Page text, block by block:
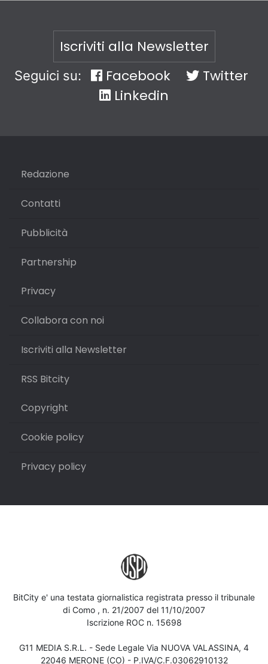
Iscriviti alla Newsletter
Seguici su: Facebook
Twitter
Linkedin
Redazione
Contatti
Pubblicità
Partnership
Privacy
Collabora con noi
Iscriviti alla Newsletter
RSS Bitcity
Copyright
Cookie policy
Privacy policy
BitCity e' una testata giornalistica registrata presso il tribunale
di Como , n. 21/2007 del 11/10/2007
Iscrizione ROC n. 15698
G11 MEDIA S.R.L. - Sede Legale Via NUOVA VALASSINA, 4
22046 MERONE (CO) - P.IVA/C.F.03062910132